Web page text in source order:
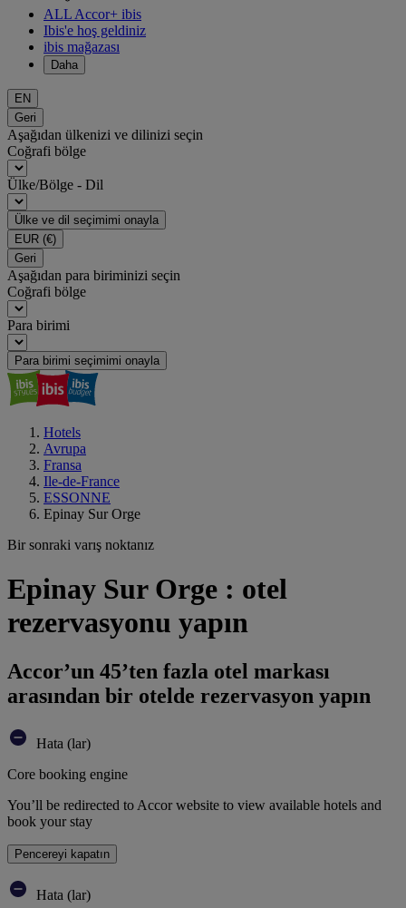
ALL Accor+ ibis
Ibis'e hoş geldiniz
ibis mağazası
Daha
EN
Geri
Aşağıdan ülkenizi ve dilinizi seçin
Coğrafi bölge
Ülke/Bölge - Dil
Ülke ve dil seçimimi onayla
EUR (€)
Geri
Aşağıdan para biriminizi seçin
Coğrafi bölge
Para birimi
Para birimi seçimimi onayla
Hotels
Avrupa
Fransa
Ile-de-France
ESSONNE
Epinay Sur Orge
Bir sonraki varış noktanız
Epinay Sur Orge : otel
rezervasyonu yapın
Accor’un 45’ten fazla otel markası
arasından bir otelde rezervasyon yapın
Hata (lar)
Core booking engine
You’ll be redirected to Accor website to view available hotels and
book your stay
Pencereyi kapatın
Hata (lar)